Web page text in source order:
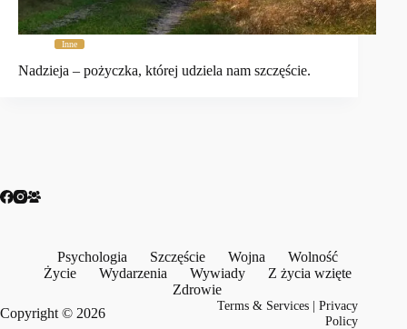
Inne
Nadzieja – pożyczka, której udziela nam szczęście.
Psychologia Szczęście Wojna
Wolność
Życie
Wydarzenia Wywiady
Z życia wzięte
Zdrowie
Copyright © 2026
Terms & Services |Privacy
Policy